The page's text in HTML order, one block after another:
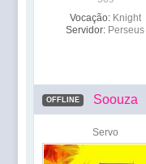
Vocação: Knight
Servidor: Perseus
OFFLINE Soouza
Servo